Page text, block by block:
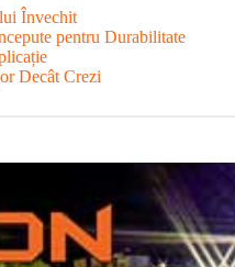
Învechit
pentru Durabilitate
Decât Crezi